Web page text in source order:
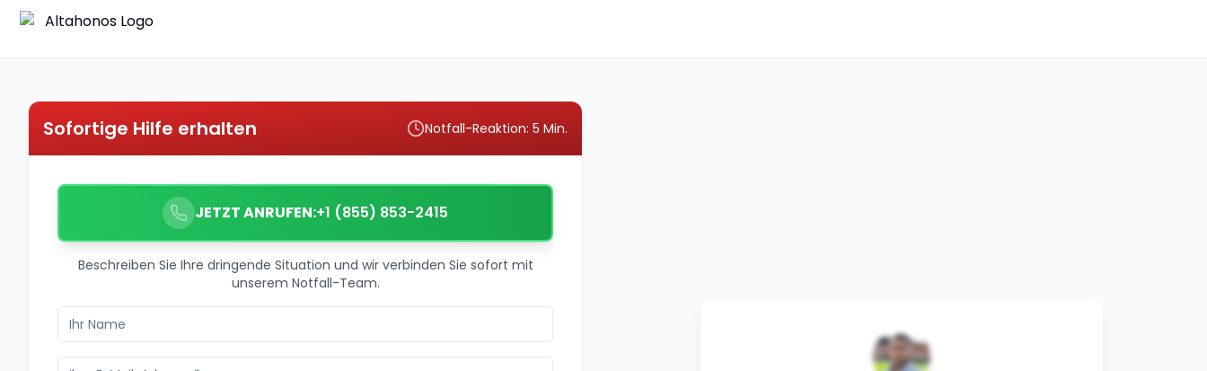
Sofortige Hilfe erhalten Notfall-Reaktion: 5 Min.
JETZT ANRUFEN:+1 (855) 853-2415
Beschreiben Sie Ihre dringende Situation und wir verbinden Sie sofort mit
unserem Notfall-Team.